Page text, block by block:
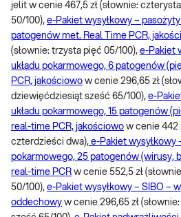
jelit w cenie 467,5 zł (słownie:
50/100), e-Pakiet wysyłkowy –
patogenów met. Real Time PCR,
(słownie: trzysta pięć 05/100), e-Pakiet
układu pokarmowego, 6 patogenów
PCR, jakościowo w cenie 296,65 zł
dziewięćdziesiąt sześć 65/100), e-
układu pokarmowego, 15 patogenów
real-time PCR, jakościowo w cenie 442
czterdzieści dwa), e-Pakiet wysyłkowy
pokarmowego, 25 patogenów (wirusy,
real-time PCR w cenie 552,5 zł
50/100), e-Pakiet wysyłkowy – SIBO –
oddechowy w cenie 296,65 zł